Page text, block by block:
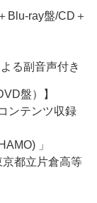
Blu-ray盤/CD＋
る副音声付き
盤）】
ンテンツ収録
」
京都立片倉高等